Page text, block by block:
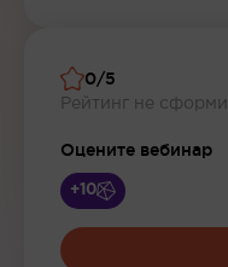
0/5
Рейтинг не
Оцените вебинар
+10